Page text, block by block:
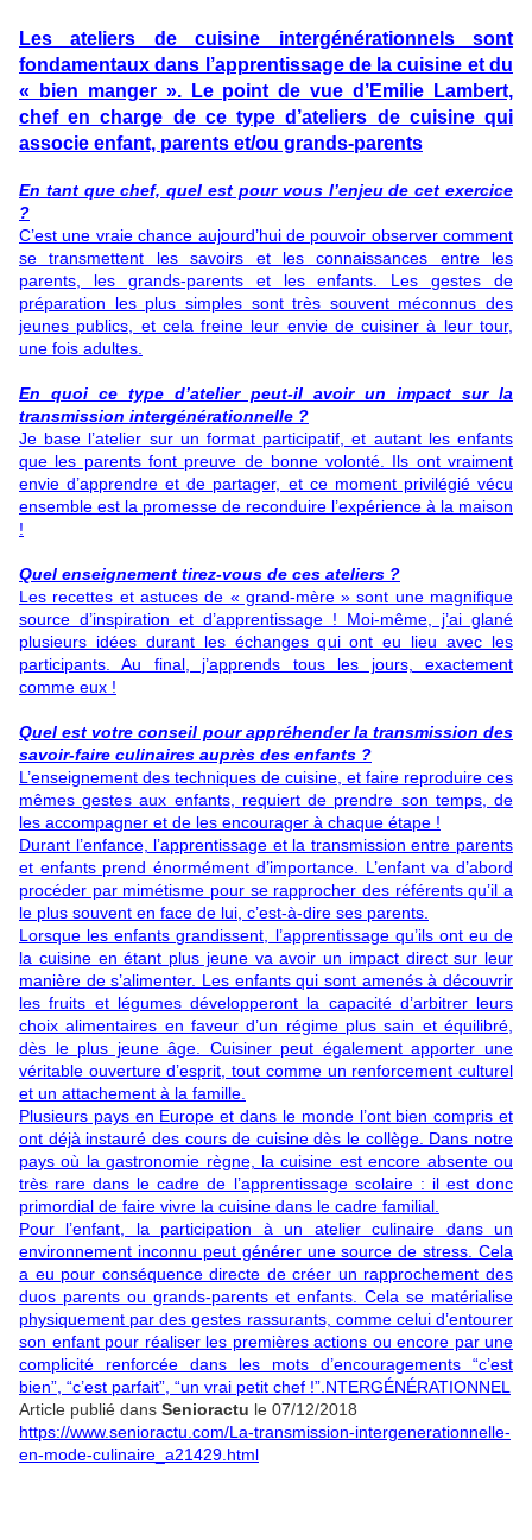
Les ateliers de cuisine intergénérationnels sont
fondamentaux dans l’apprentissage de la cuisine et du
« bien manger ». Le point de vue d’Emilie Lambert,
chef en charge de ce type d’ateliers de cuisine qui
associe enfant, parents et/ou grands-parents
En tant que chef, quel est pour vous l’enjeu de cet exercice
?
C’est une vraie chance aujourd’hui de pouvoir observer comment
se transmettent les savoirs et les connaissances entre les
parents, les grands-parents et les enfants. Les gestes de
préparation les plus simples sont très souvent méconnus des
jeunes publics, et cela freine leur envie de cuisiner à leur tour,
une fois adultes.
En quoi ce type d’atelier peut-il avoir un impact sur la
transmission intergénérationnelle ?
Je base l’atelier sur un format participatif, et autant les enfants
que les parents font preuve de bonne volonté. Ils ont vraiment
envie d’apprendre et de partager, et ce moment privilégié vécu
ensemble est la promesse de reconduire l’expérience à la maison
!
Quel enseignement tirez-vous de ces ateliers ?
Les recettes et astuces de « grand-mère » sont une magnifique
source d’inspiration et d’apprentissage ! Moi-même, j’ai glané
plusieurs idées durant les échanges qui ont eu lieu avec les
participants. Au final, j’apprends tous les jours, exactement
comme eux !
Quel est votre conseil pour appréhender la transmission des
savoir-faire culinaires auprès des enfants ?
L’enseignement des techniques de cuisine, et faire reproduire ces
mêmes gestes aux enfants, requiert de prendre son temps, de
les accompagner et de les encourager à chaque étape !
Durant l’enfance, l’apprentissage et la transmission entre parents
et enfants prend énormément d’importance. L’enfant va d’abord
procéder par mimétisme pour se rapprocher des référents qu’il a
le plus souvent en face de lui, c’est-à-dire ses parents.
Lorsque les enfants grandissent, l’apprentissage qu’ils ont eu de
la cuisine en étant plus jeune va avoir un impact direct sur leur
manière de s’alimenter. Les enfants qui sont amenés à découvrir
les fruits et légumes développeront la capacité d’arbitrer leurs
choix alimentaires en faveur d’un régime plus sain et équilibré,
dès le plus jeune âge. Cuisiner peut également apporter une
véritable ouverture d’esprit, tout comme un renforcement culturel
et un attachement à la famille.
Plusieurs pays en Europe et dans le monde l’ont bien compris et
ont déjà instauré des cours de cuisine dès le collège. Dans notre
pays où la gastronomie règne, la cuisine est encore absente ou
très rare dans le cadre de l’apprentissage scolaire : il est donc
primordial de faire vivre la cuisine dans le cadre familial.
Pour l’enfant, la participation à un atelier culinaire dans un
environnement inconnu peut générer une source de stress. Cela
a eu pour conséquence directe de créer un rapprochement des
duos parents ou grands-parents et enfants. Cela se matérialise
physiquement par des gestes rassurants, comme celui d’entourer
son enfant pour réaliser les premières actions ou encore par une
complicité renforcée dans les mots d’encouragements “c’est
bien”, “c’est parfait”, “un vrai petit chef !”.NTERGÉNÉRATIONNEL
Article publié dans Senioractu le 07/12/2018
https://www.senioractu.com/La-transmission-intergenerationnelle-
en-mode-culinaire_a21429.html